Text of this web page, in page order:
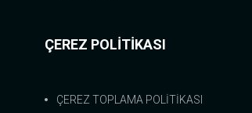
ÇEREZ POLİTİKASI
ÇEREZ TOPLAMA POLİTİKASI